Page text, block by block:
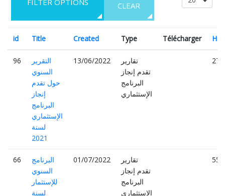
CLEAR
id Title Created Type Télécharger Hits
96
التقرير
السنوي
حول تقدم
إنجاز
البرنامج
الإستثماري
لسنة
2021
13/06/2022
تقارير
تقدم إنجاز
البرنامج
الإستثماري
66
البرنامج
السنوي
للإستثمار
لسنة
01/07/2022
تقارير
تقدم إنجاز
البرنامج
الإستثماري